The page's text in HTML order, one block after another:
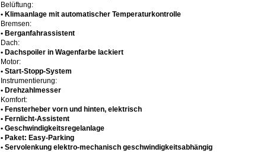
Belüftung:
• Klimaanlage mit automatischer Temperaturkontrolle
Bremsen:
• Berganfahrassistent
Dach:
• Dachspoiler in Wagenfarbe lackiert
Motor:
• Start-Stopp-System
Instrumentierung:
• Drehzahlmesser
Komfort:
• Fensterheber vorn und hinten, elektrisch
• Fernlicht-Assistent
• Geschwindigkeitsregelanlage
• Paket: Easy-Parking
• Servolenkung elektro-mechanisch geschwindigkeitsabhängig